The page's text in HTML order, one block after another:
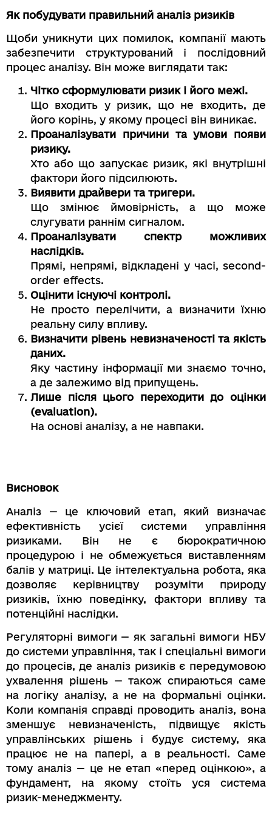
Як побудувати правильний аналіз ризиків
Щоби уникнути цих помилок, компанії мають
забезпечити структурований і послідовний
процес аналізу. Він може виглядати так:
Чітко сформулювати ризик і його межі.
Що входить у ризик, що не входить, де
його корінь, у якому процесі він виникає.
Проаналізувати причини та умови появи
ризику.
Хто або що запускає ризик, які внутрішні
фактори його підсилюють.
Виявити драйвери та тригери.
Що змінює ймовірність, а що може
слугувати раннім сигналом.
Проаналізувати спектр можливих
наслідків.
Прямі, непрямі, відкладені у часі, second-
order effects.
Оцінити існуючі контролі.
Не просто перелічити, а визначити їхню
реальну силу впливу.
Визначити рівень невизначеності та якість
даних.
Яку частину інформації ми знаємо точно,
а де залежимо від припущень.
Лише після цього переходити до оцінки
(evaluation).
На основі аналізу, а не навпаки.
Висновок
Аналіз — це ключовий етап, який визначає
ефективність усієї системи управління
ризиками. Він не є бюрократичною
процедурою і не обмежується виставленням
балів у матриці. Це інтелектуальна робота, яка
дозволяє керівництву розуміти природу
ризиків, їхню поведінку, фактори впливу та
потенційні наслідки.
Регуляторні вимоги — як загальні вимоги НБУ
до системи управління, так і спеціальні вимоги
до процесів, де аналіз ризиків є передумовою
ухвалення рішень — також спираються саме
на логіку аналізу, а не на формальні оцінки.
Коли компанія справді проводить аналіз, вона
зменшує невизначеність, підвищує якість
управлінських рішень і будує систему, яка
працює не на папері, а в реальності. Саме
тому аналіз — це не етап «перед оцінкою», а
фундамент, на якому стоїть уся система
ризик-менеджменту.